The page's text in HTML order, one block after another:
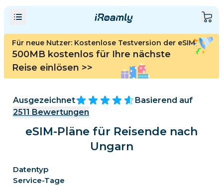
Für neue Nutzer: Kostenlose Testversion der eSIM
500MB kostenlos für Ihre nächste
Reise einlösen >>
Ausgezeichnet
Basierend auf
2511 Bewertungen
eSIM-Pläne für Reisende nach
Ungarn
Datentyp
Service-Tage